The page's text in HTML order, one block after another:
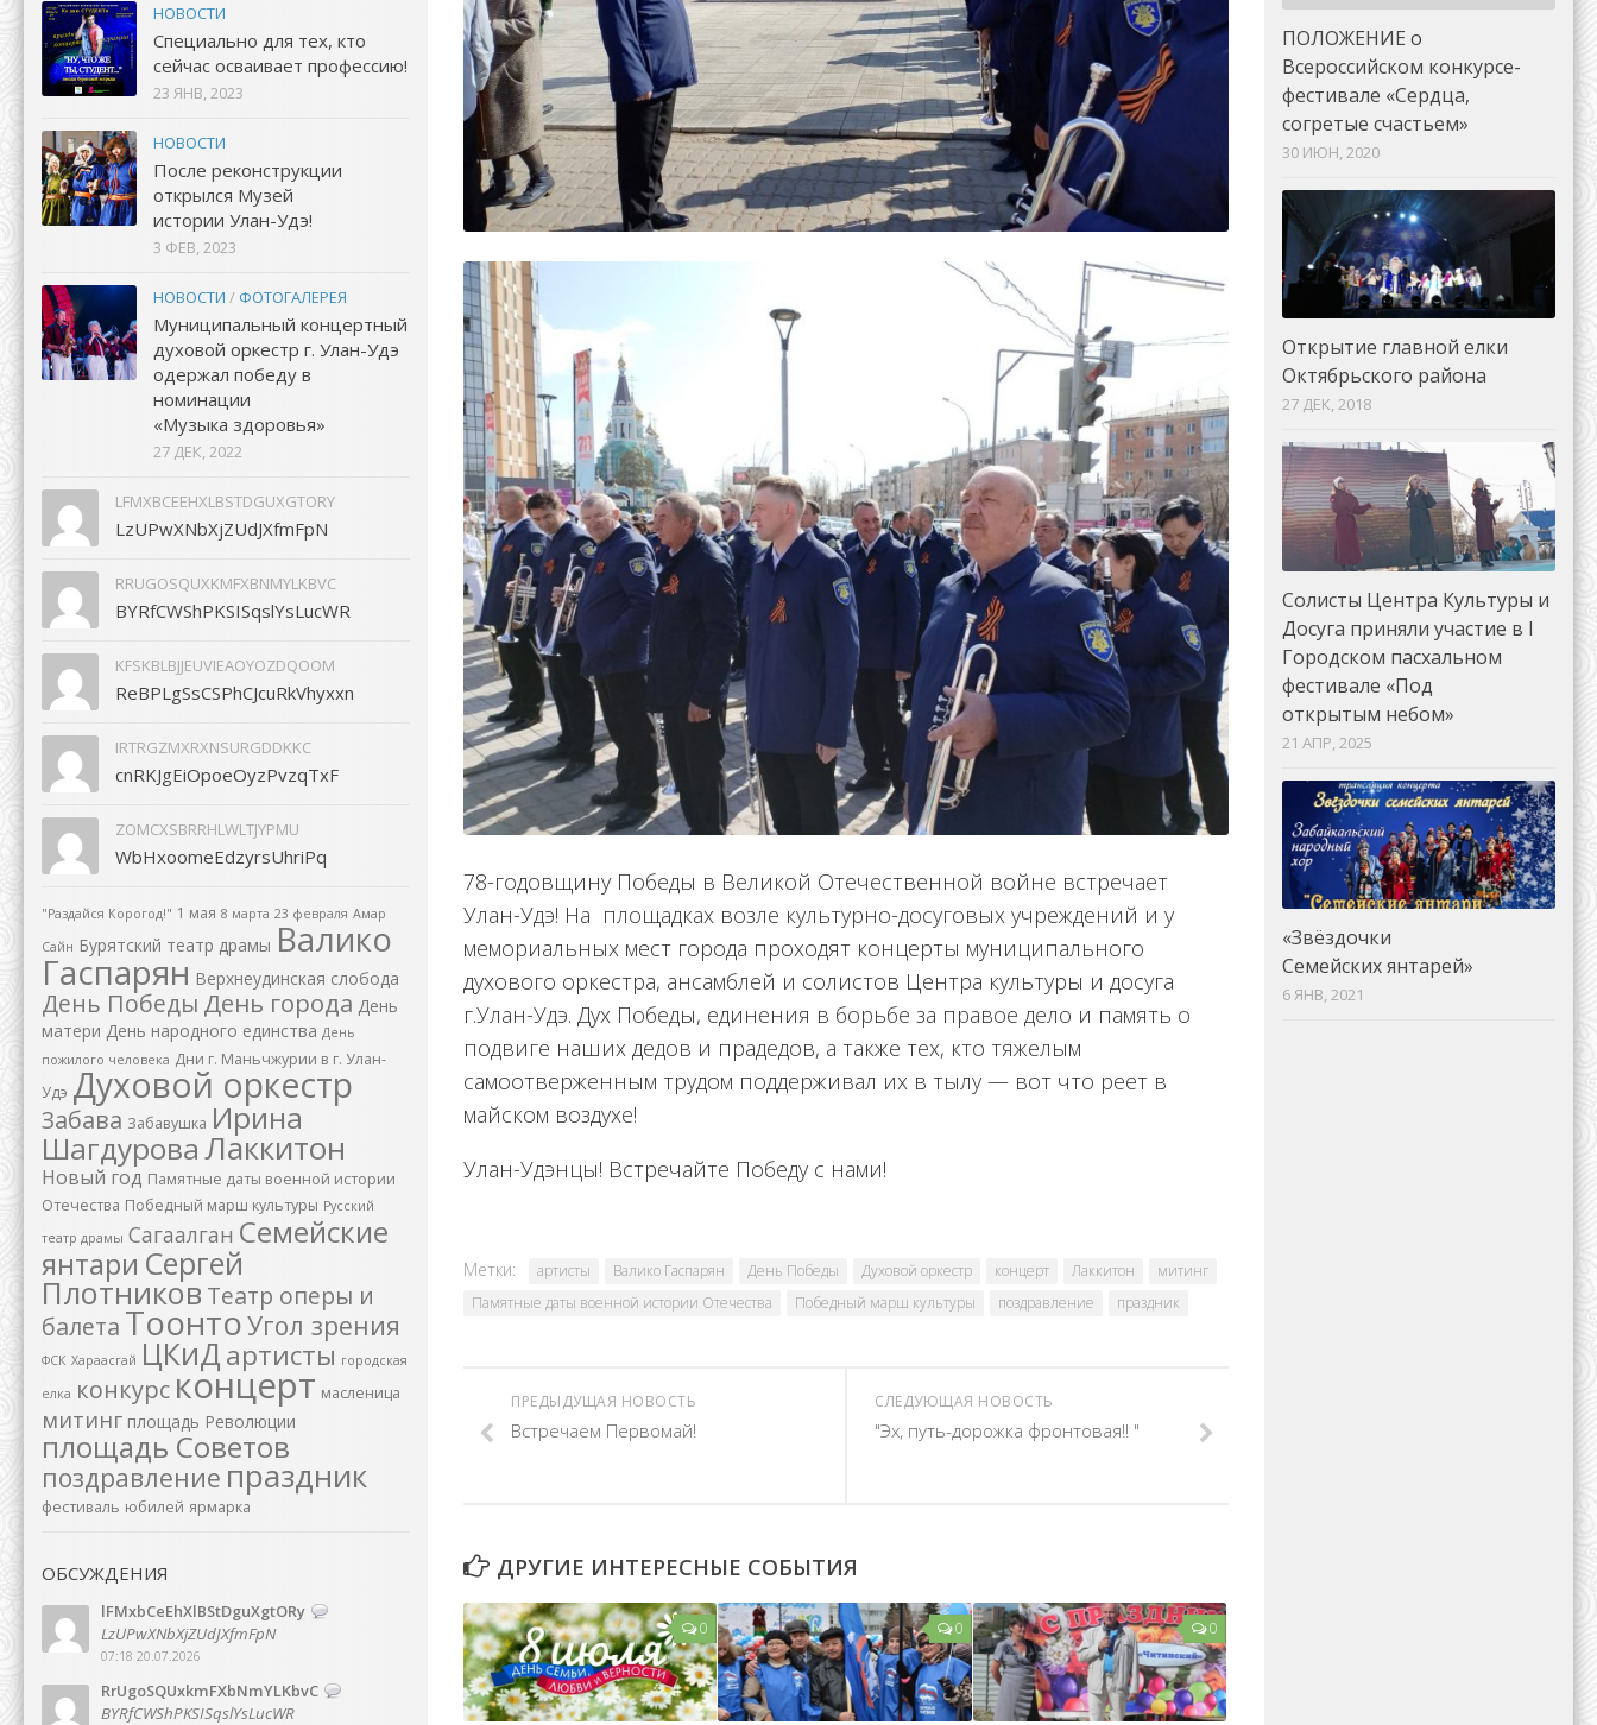
78-годовщину Победы в Великой Отечественной войне встречает
Улан-Удэ! На площадках возле культурно-досуговых учреждений и у
мемориальных мест города проходят концерты муниципального
духового оркестра, ансамблей и солистов Центра культуры и досуга
г.Улан-Удэ. Дух Победы, единения в борьбе за правое дело и память о
подвиге наших дедов и прадедов, а также тех, кто тяжелым
самоотверженным трудом поддерживал их в тылу — вот что реет в
майском воздухе!
Улан-Удэнцы! Встречайте Победу с нами!
Метки: артисты Валико Гаспарян День Победы Духовой оркестр концерт Лаккитон
митинг
Памятные даты военной истории Отечества
Победный марш культуры поздравление праздник
СЛЕДУЮЩАЯ НОВОСТЬ
"Эх, путь-дорожка фронтовая!! "
ПРЕДЫДУЩАЯ НОВОСТЬ
Встречаем Первомай!
ДРУГИЕ ИНТЕРЕСНЫЕ СОБЫТИЯ
0 0 0
НОВОСТИ
Специально для тех, кто
сейчас осваивает профессию!
23 ЯНВ, 2023
НОВОСТИ
После реконструкции
открылся Музей
истории Улан-Удэ!
3 ФЕВ, 2023
НОВОСТИ / ФОТОГАЛЕРЕЯ
Муниципальный концертный
духовой оркестр г. Улан-Удэ
одержал победу в
номинации
«Музыка здоровья»
27 ДЕК, 2022
LFMXBCEEHXLBSTDGUXGTORY
LzUPwXNbXjZUdJXfmFpN
RRUGOSQUXKMFXBNMYLKBVC
BYRfCWShPKSISqslYsLucWR
KFSKBLBJJEUVIEAOYOZDQOOM
ReBPLgSsCSPhCJcuRkVhyxxn
IRTRGZMXRXNSURGDDKKC
cnRKJgEiOpoeOyzPvzqTxF
ZOMCXSBRRHLWLTJYPMU
WbHxoomeEdzyrsUhriPq
"Раздайся Корогод!" 1 мая 8 марта 23 февраля Амар
Сайн Бурятский театр драмы Валико
Гаспарян Верхнеудинская слобода
День Победы День города День
матери День народного единства День
пожилого человека Дни г. Маньчжурии в г. Улан-
Удэ Духовой оркестр
Забава Забавушка Ирина
ШагдуроваЛаккитон
Новый год Памятные даты военной истории
Отечества Победный марш культуры Русский
театр драмы Сагаалган Семейские
янтари Сергей
Плотников Театр оперы и
балета ТоонтоУгол зрения
ФСК Хараасгай ЦКиДартисты городская
елка конкурс концерт масленица
митинг площадь Революции
площадь Советов
поздравление праздник
фестиваль юбилей ярмарка
ОБСУЖДЕНИЯ
lFMxbCeEhXlBStDguXgtORy
LzUPwXNbXjZUdJXfmFpN
07:18 20.07.2026
RrUgoSQUxkmFXbNmYLKbvC
BYRfCWShPKSISqslYsLucWR
ПОЛОЖЕНИЕ о
Всероссийском конкурсе-
фестивале «Сердца,
согретые счастьем»
30 ИЮН, 2020
Открытие главной елки
Октябрьского района
27 ДЕК, 2018
Солисты Центра Культуры и
Досуга приняли участие в I
Городском пасхальном
фестивале «Под
открытым небом»
21 АПР, 2025
«Звёздочки
Семейских янтарей»
6 ЯНВ, 2021